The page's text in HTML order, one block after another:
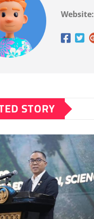
Website:
STORY